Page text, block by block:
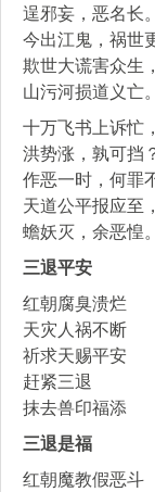
逞邪妄，恶名长。
今出江鬼，祸世
欺世大谎害众生，
山污河损道义亡。
十万飞书上诉忙，
洪势涨，孰可挡
作恶一时，何罪
天道公平报应至，
蟾妖灭，余恶惶。
三退平安
红朝腐臭溃烂
天灾人祸不断
祈求天赐平安
赶紧三退
抹去兽印福添
三退是福
红朝魔教假恶斗